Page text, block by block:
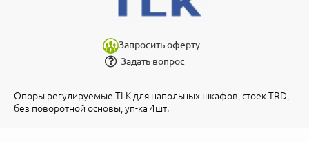
Запросить оферту
Задать вопрос
Опоры регулируемые TLK для напольных шкафов, стоек TRD,
без поворотной основы, уп-ка 4шт.